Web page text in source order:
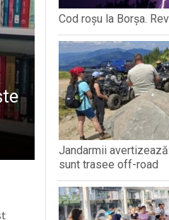
Training 2026
Cod roșu la Borșa.
Jandarmii
sunt trasee off-road